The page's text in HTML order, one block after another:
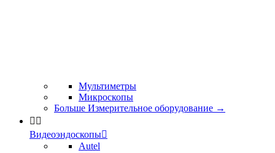
Мультиметры
Микроскопы
Больше Измерительное оборудование →
 
Видеоэндоскопы
Autel